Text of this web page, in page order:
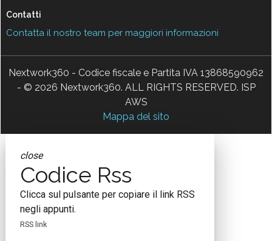
Contatti
Contatta il nostro team per maggiori informazioni
Nextwork360 - Codice fiscale e Partita IVA 13868590962
- © 2026 Nextwork360. ALL RIGHTS RESERVED. ISP
AWS
Mappa del sito
close
Codice Rss
Clicca sul pulsante per copiare il link RSS
negli appunti.
RSS link